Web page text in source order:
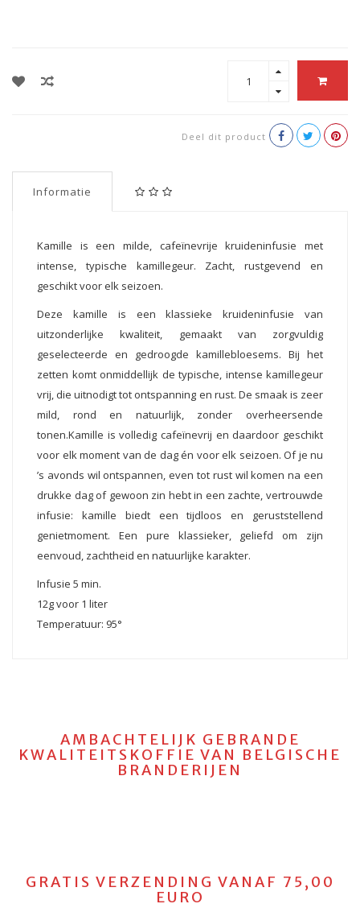
Deel dit product
Informatie
Kamille is een milde, cafeïnevrije kruideninfusie met
intense, typische kamillegeur. Zacht, rustgevend en
geschikt voor elk seizoen.
Deze kamille is een klassieke kruideninfusie van
uitzonderlijke kwaliteit, gemaakt van zorgvuldig
geselecteerde en gedroogde kamillebloesems. Bij het
zetten komt onmiddellijk de typische, intense kamillegeur
vrij, die uitnodigt tot ontspanning en rust. De smaak is zeer
mild, rond en natuurlijk, zonder overheersende
tonen.Kamille is volledig cafeïnevrij en daardoor geschikt
voor elk moment van de dag én voor elk seizoen. Of je nu
’s avonds wil ontspannen, even tot rust wil komen na een
drukke dag of gewoon zin hebt in een zachte, vertrouwde
infusie: kamille biedt een tijdloos en geruststellend
genietmoment. Een pure klassieker, geliefd om zijn
eenvoud, zachtheid en natuurlijke karakter.
Infusie 5 min.
12g voor 1 liter
Temperatuur: 95°
AMBACHTELIJK GEBRANDE
KWALITEITSKOFFIE VAN BELGISCHE
BRANDERIJEN
GRATIS VERZENDING VANAF 75,00
EURO